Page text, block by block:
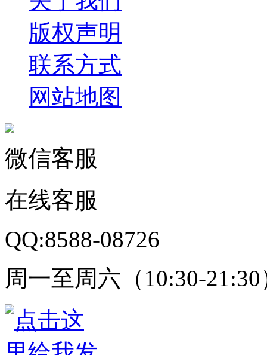
版权声明
联系方式
网站地图
微信客服
在线客服
QQ:8588-08726
周一至周六（10:30-21:30